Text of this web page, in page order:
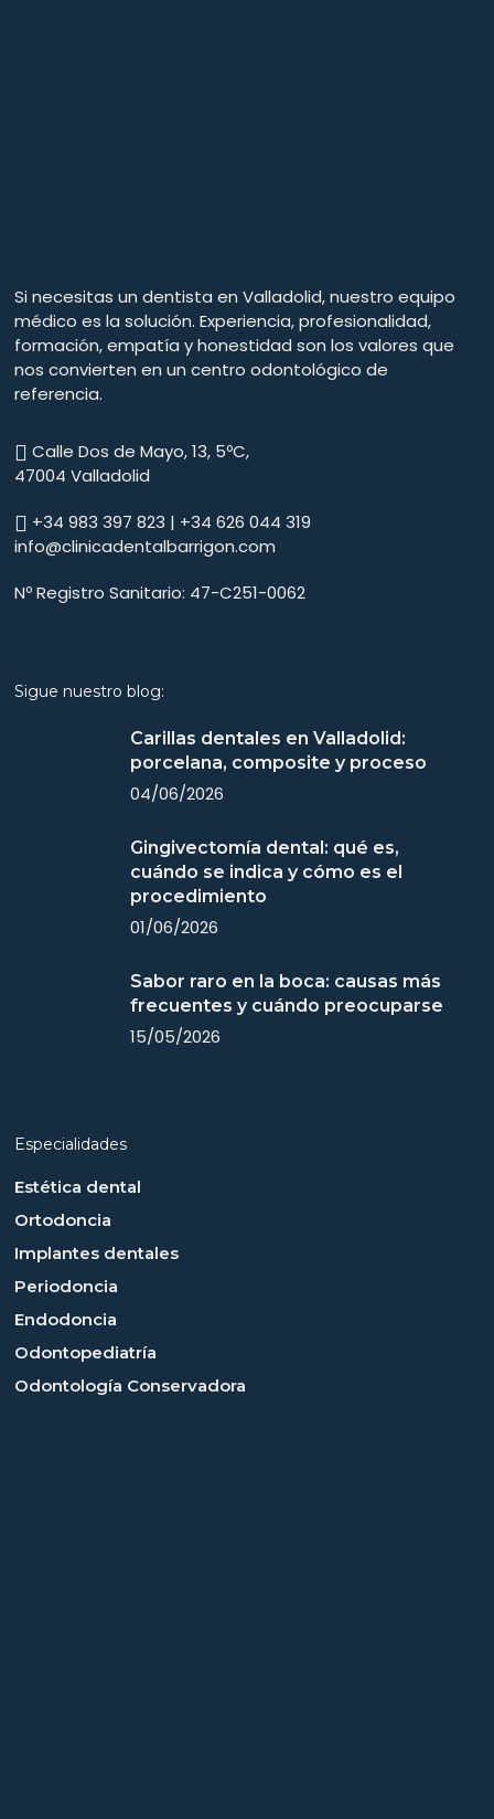
Si necesitas un dentista en Valladolid, nuestro equipo
médico es la solución. Experiencia, profesionalidad,
formación, empatía y honestidad son los valores que
nos convierten en un centro odontológico de
referencia.
Calle Dos de Mayo, 13, 5ºC,
47004 Valladolid
+34 983 397 823 | +34 626 044 319
info@clinicadentalbarrigon.com
Nº Registro Sanitario: 47-C251-0062
Sigue nuestro blog:
Carillas dentales en Valladolid:
porcelana, composite y proceso
04/06/2026
Gingivectomía dental: qué es,
cuándo se indica y cómo es el
procedimiento
01/06/2026
Sabor raro en la boca: causas más
frecuentes y cuándo preocuparse
15/05/2026
Especialidades
Estética dental
Ortodoncia
Implantes dentales
Periodoncia
Endodoncia
Odontopediatría
Odontología Conservadora